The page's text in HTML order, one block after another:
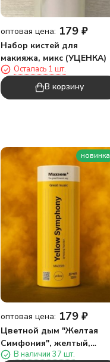
оптовая цена: 179 ₽
Набор кистей для
макияжа, микс (УЦЕНКА)
Осталась 1 шт.
В корзину
новинка
оптовая цена: 179 ₽
Цветной дым "Желтая
Симфония", желтый,
калибр 135", 40сек, 11,5см)
В наличии 37 шт.